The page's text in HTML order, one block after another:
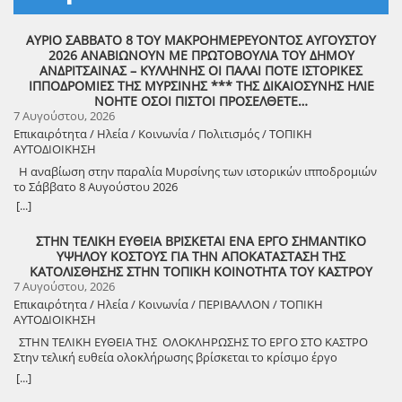
ΑΥΡΙΟ ΣΑΒΒΑΤΟ 8 ΤΟΥ ΜΑΚΡΟΗΜΕΡΕΥΟΝΤΟΣ ΑΥΓΟΥΣΤΟΥ
2026 ΑΝΑΒΙΩΝΟΥΝ ΜΕ ΠΡΩΤΟΒΟΥΛΙΑ ΤΟΥ ΔΗΜΟΥ
ΑΝΔΡΙΤΣΑΙΝΑΣ – ΚΥΛΛΗΝΗΣ ΟΙ ΠΑΛΑΙ ΠΟΤΕ ΙΣΤΟΡΙΚΕΣ
ΙΠΠΟΔΡΟΜΙΕΣ ΤΗΣ ΜΥΡΣΙΝΗΣ *** ΤΗΣ ΔΙΚΑΙΟΣΥΝΗΣ ΗΛΙΕ
ΝΟΗΤΕ ΟΣΟΙ ΠΙΣΤΟΙ ΠΡΟΣΕΛΘΕΤΕ…
7 Αυγούστου, 2026
Επικαιρότητα / Ηλεία / Κοινωνία / Πολιτισμός / ΤΟΠΙΚΗ
ΑΥΤΟΔΙΟΙΚΗΣΗ
Η αναβίωση στην παραλία Μυρσίνης των ιστορικών ιπποδρομιών
το Σάββατο 8 Αυγούστου 2026
[...]
ΣΤΗΝ ΤΕΛΙΚΗ ΕΥΘΕΙΑ ΒΡΙΣΚΕΤΑΙ ΕΝΑ ΕΡΓΟ ΣΗΜΑΝΤΙΚΟ
ΥΨΗΛΟΥ ΚΟΣΤΟΥΣ ΓΙΑ ΤΗΝ ΑΠΟΚΑΤΑΣΤΑΣΗ ΤΗΣ
ΚΑΤΟΛΙΣΘΗΣΗΣ ΣΤΗΝ ΤΟΠΙΚΗ ΚΟΙΝΟΤΗΤΑ ΤΟΥ ΚΑΣΤΡΟΥ
7 Αυγούστου, 2026
Επικαιρότητα / Ηλεία / Κοινωνία / ΠΕΡΙΒΑΛΛΟΝ / ΤΟΠΙΚΗ
ΑΥΤΟΔΙΟΙΚΗΣΗ
ΣΤΗΝ ΤΕΛΙΚΗ ΕΥΘΕΙΑ ΤΗΣ ΟΛΟΚΛΗΡΩΣΗΣ ΤΟ ΕΡΓΟ ΣΤΟ ΚΑΣΤΡΟ
Στην τελική ευθεία ολοκλήρωσης βρίσκεται το κρίσιμο έργο
αποκατάστασης της κατολίσθησης στην Τ.Κ. Κάστρου,
προϋπολογισμού 1,25 εκατομμυρίων ευρώ. Έπειτα από αυτοψία που
[...]